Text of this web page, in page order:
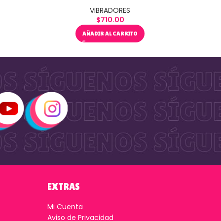
VIBRADORES
$710.00
AÑADIR AL CARRITO
EXTRAS
Mi Cuenta
Aviso de Privacidad